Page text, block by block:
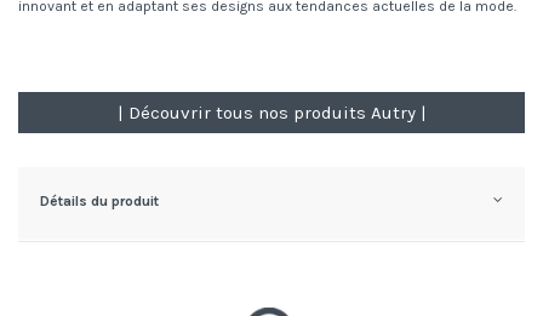
innovant et en adaptant ses designs aux tendances actuelles de la mode.
| Découvrir tous nos produits Autry |
Détails du produit